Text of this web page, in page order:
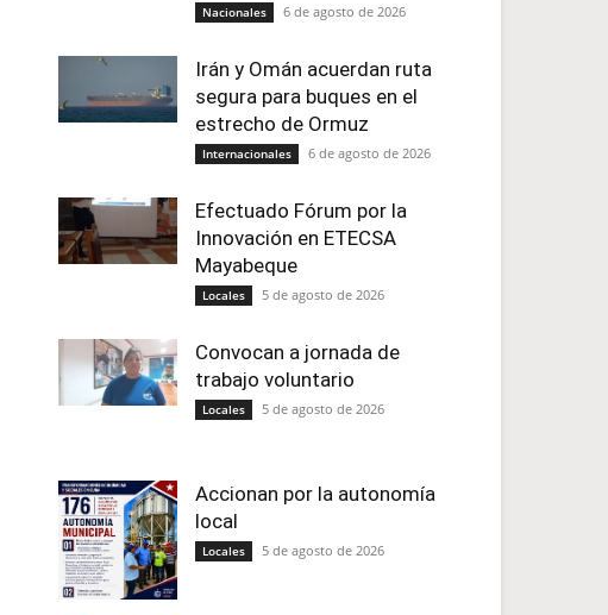
Nacionales 6 de agosto de 2026
Irán y Omán acuerdan ruta
segura para buques en el
estrecho de Ormuz
Internacionales 6 de agosto de 2026
Efectuado Fórum por la
Innovación en ETECSA
Mayabeque
Locales 5 de agosto de 2026
Convocan a jornada de
trabajo voluntario
Locales 5 de agosto de 2026
Accionan por la autonomía
local
Locales 5 de agosto de 2026